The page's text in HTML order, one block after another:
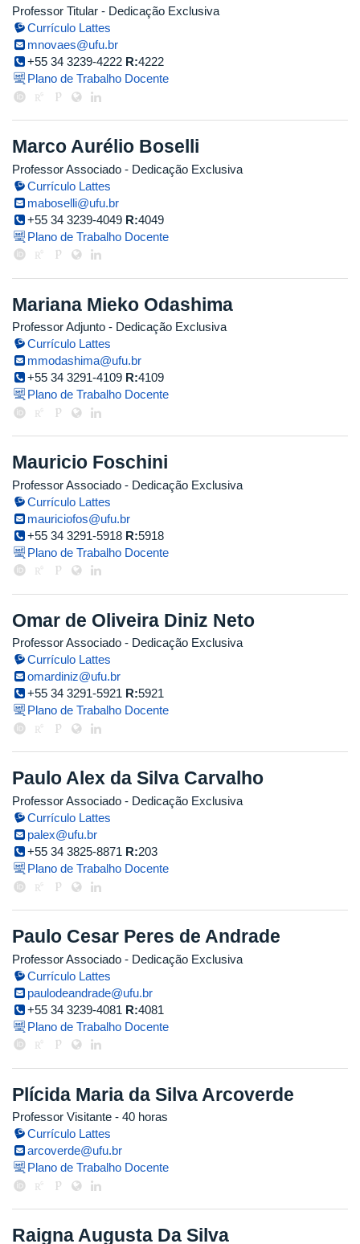
Professor Titular - Dedicação Exclusiva
Currículo Lattes
mnovaes@ufu.br
+55 34 3239-4222 R:4222
Plano de Trabalho Docente
Marco Aurélio Boselli
Professor Associado - Dedicação Exclusiva
Currículo Lattes
maboselli@ufu.br
+55 34 3239-4049 R:4049
Plano de Trabalho Docente
Mariana Mieko Odashima
Professor Adjunto - Dedicação Exclusiva
Currículo Lattes
mmodashima@ufu.br
+55 34 3291-4109 R:4109
Plano de Trabalho Docente
Mauricio Foschini
Professor Associado - Dedicação Exclusiva
Currículo Lattes
mauriciofos@ufu.br
+55 34 3291-5918 R:5918
Plano de Trabalho Docente
Omar de Oliveira Diniz Neto
Professor Associado - Dedicação Exclusiva
Currículo Lattes
omardiniz@ufu.br
+55 34 3291-5921 R:5921
Plano de Trabalho Docente
Paulo Alex da Silva Carvalho
Professor Associado - Dedicação Exclusiva
Currículo Lattes
palex@ufu.br
+55 34 3825-8871 R:203
Plano de Trabalho Docente
Paulo Cesar Peres de Andrade
Professor Associado - Dedicação Exclusiva
Currículo Lattes
paulodeandrade@ufu.br
+55 34 3239-4081 R:4081
Plano de Trabalho Docente
Plícida Maria da Silva Arcoverde
Professor Visitante - 40 horas
Currículo Lattes
arcoverde@ufu.br
Plano de Trabalho Docente
Raigna Augusta Da Silva